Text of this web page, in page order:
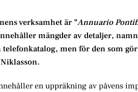
verksamhet är ”Annuario
mängder av detaljer,
men för den som
en uppräkning av påvens